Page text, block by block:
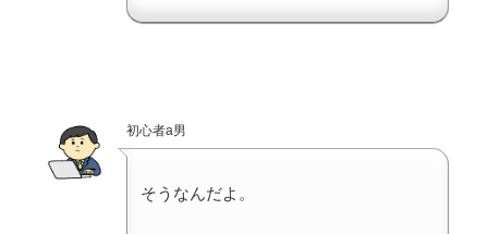
初心者a男
そうなんだよ。